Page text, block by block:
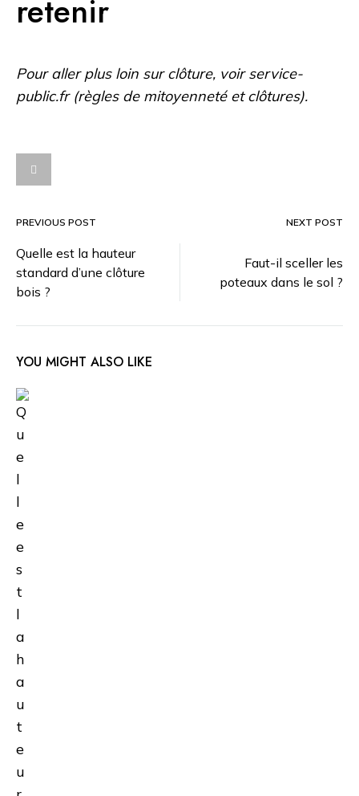
retenir
Pour aller plus loin sur clôture, voirservice-
public.fr (règles de mitoyenneté et clôtures).
Post
navigation
PREVIOUS POST NEXT POST
Quelle est la hauteur
standard d’une clôture
bois ?
Faut-il sceller les
poteaux dans le sol ?
YOU MIGHT ALSO LIKE